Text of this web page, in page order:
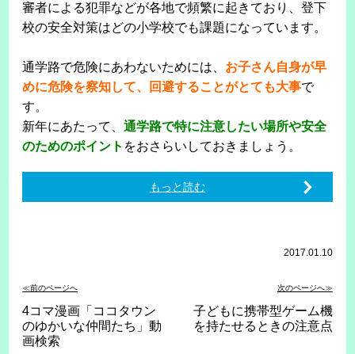
審者による犯罪などが各地で頻繁に起きており、登下
校の安全対策はどの小学校でも課題になっています。
通学路で危険にあわないためには、 お子さん自身が早
めに危険を察知して、回避することがとても大事で
す。
新年にあたって、通学路で特に注意したい場所や安全
のためのポイント をおさらいしておきましょう。
もっと読む
2017.01.10
≪前のページへ 次のページへ≫
4コマ漫画「ココタウン
のゆかいな仲間たち」動
画検索
子どもに携帯型ゲーム機
を持たせるときの注意点